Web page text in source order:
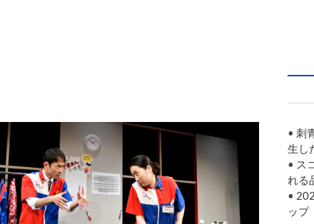
• 刺
生し
• ス
れる
•
ップ